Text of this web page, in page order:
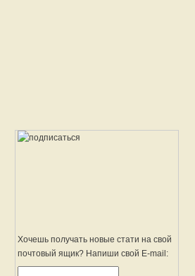
Хочешь получать новые стати на свой
почтовый ящик? Напиши свой E-mail: